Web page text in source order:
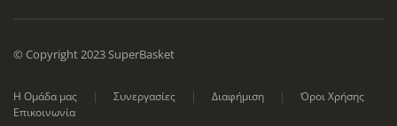
© Copyright 2023 SuperBasket
Η Ομάδα μας Συνεργασίες Διαφήμιση
Όροι Χρήσης
Επικοινωνία